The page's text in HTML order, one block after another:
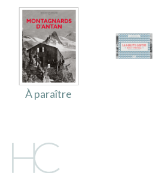
TERRES
À paraître